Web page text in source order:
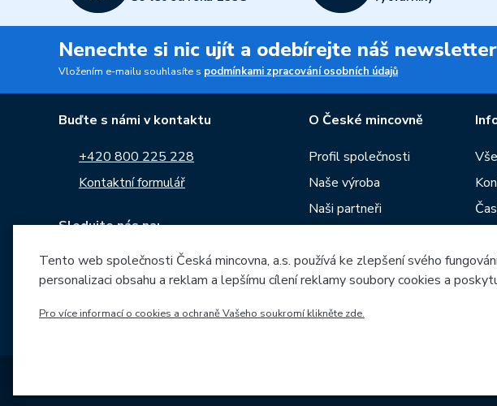
Nenechte si nic ujít a odebírejte náš newsletter
Vložením e-mailu souhlasíte s podmínkami zpracování osobních údajů
Buďte s námi v kontaktu
+420 800 225 228
Kontaktní formulář
Sledujte nás na:
O České mincovně
Profil společnosti
Naše výroba
Naši partneři
Zprávy
Ke stažení
Archiv ražeb
Tento web společnosti Česká mincovna, a.s. používá ke zlepšení svého
personalizaci obsahu a reklam a lepšímu cílení reklamy soubory cookies a
Pro více informací o cookies a ochraně Vašeho soukromí klikněte zde.